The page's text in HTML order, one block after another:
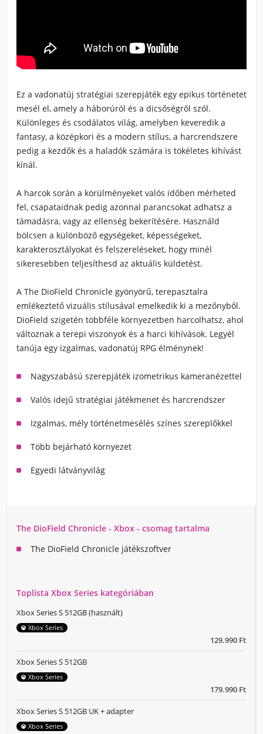
Ez a vadonatúj stratégiai szerepjáték egy epikus történetet
mesél el, amely a háborúról és a dicsőségről szól.
Különleges és csodálatos világ, amelyben keveredik a
fantasy, a középkori és a modern stílus, a harcrendszere
pedig a kezdők és a haladók számára is tökéletes kihívást
kínál.
A harcok során a körülményeket valós időben mérheted
fel, csapataidnak pedig azonnal parancsokat adhatsz a
támadásra, vagy az ellenség bekerítésére. Használd
bölcsen a különböző egységeket, képességeket,
karakterosztályokat és felszereléseket, hogy minél
sikeresebben teljesíthesd az aktuális küldetést.
A The DioField Chronicle gyönyörű, terepasztalra
emlékeztető vizuális stílusával emelkedik ki a mezőnyből.
DioField szigetén többféle környezetben harcolhatsz, ahol
változnak a terepi viszonyok és a harci kihívások. Legyél
tanúja egy izgalmas, vadonatúj RPG élménynek!
Nagyszabású szerepjáték izometrikus kameranézettel
Valós idejű stratégiai játékmenet és harcrendszer
Izgalmas, mély történetmesélés színes szereplőkkel
Több bejárható környezet
Egyedi látványvilág
The DioField Chronicle - Xbox - csomag tartalma
The DioField Chronicle játékszoftver
Toplista Xbox Series kategóriában
129.990 Ft
Xbox Series S 512GB (használt)
Xbox Series
179.990 Ft
Xbox Series S 512GB
Xbox Series
Xbox Series S 512GB UK + adapter
Xbox Series